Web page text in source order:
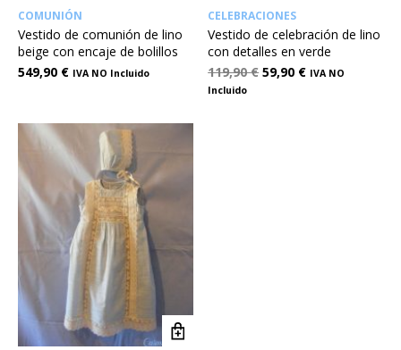
COMUNIÓN
Vestido de comunión de lino
beige con encaje de bolillos
549,90 € IVA NO Incluido
CELEBRACIONES
Vestido de celebración de lino
con detalles en verde
119,90€ 59,90 € IVA NO
Incluido